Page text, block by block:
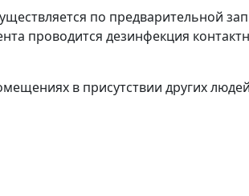
по предварительной
проводится дезинфекция
в присутствии других